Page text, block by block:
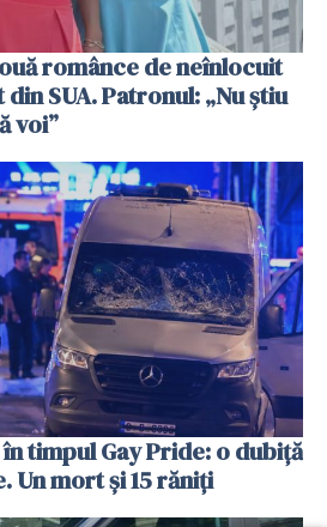
românce de neînlocuit
SUA. Patronul: „Nu știu
voi”
timpul Gay Pride: o dubiță
Un mort și 15 răniți